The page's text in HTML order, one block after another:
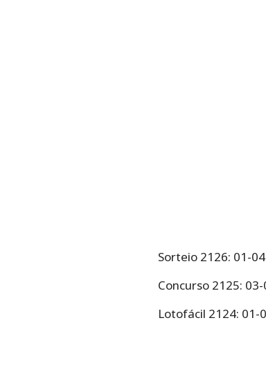
Sorteio 2126: 01-
Concurso 2125:
Lotofácil 2124: